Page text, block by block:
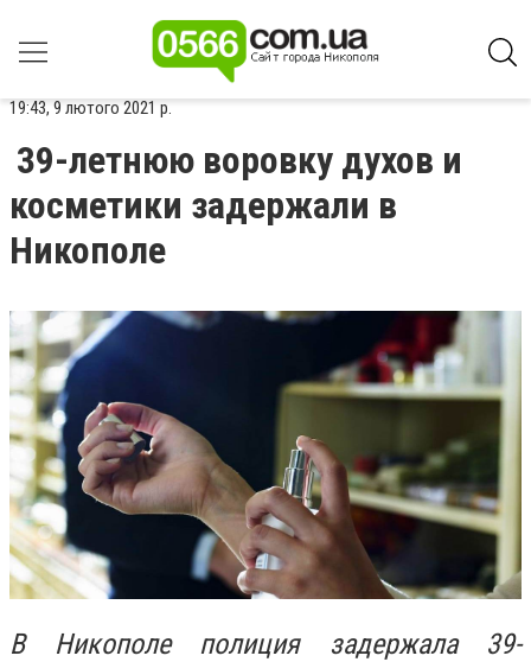
19:43, 9 лютого 2021 р.
39-летнюю воровку духов и
косметики задержали в
Никополе
В Никополе полиция задержала 39-